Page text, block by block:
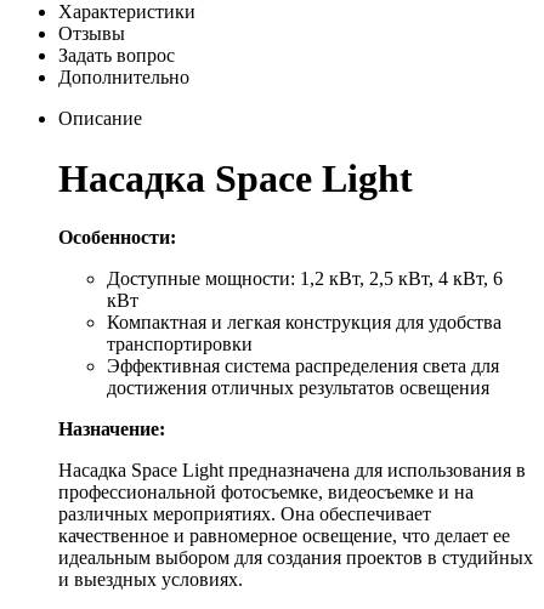
Характеристики
Отзывы
Задать вопрос
Дополнительно
Описание
Насадка Space Light
Особенности:
Доступные мощности: 1,2 кВт, 2,5 кВт, 4 кВт, 6
кВт
Компактная и легкая конструкция для удобства
транспортировки
Эффективная система распределения света для
достижения отличных результатов освещения
Назначение:
Насадка Space Light предназначена для использования в
профессиональной фотосъемке, видеосъемке и на
различных мероприятиях. Она обеспечивает
качественное и равномерное освещение, что делает ее
идеальным выбором для создания проектов в студийных
и выездных условиях.